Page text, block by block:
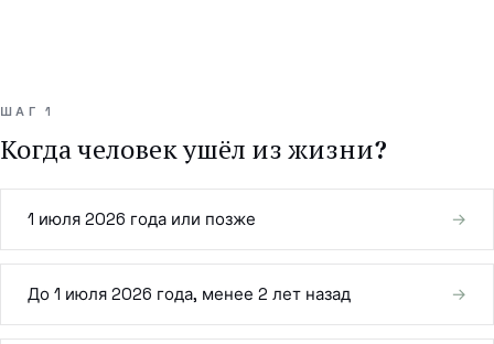
Набор по планированию наследства
Как выбрать адвоката
ШАГ 1
Когда человек ушёл из жизни?
1 июля 2026 года или позже →
До 1 июля 2026 года, менее 2 лет назад →